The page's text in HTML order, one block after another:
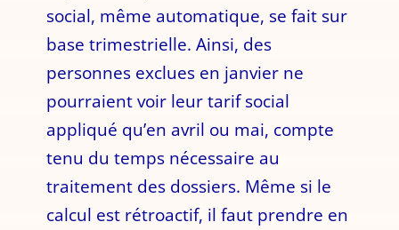
social, même automatique, se fait sur
base trimestrielle. Ainsi, des
personnes exclues en janvier ne
pourraient voir leur tarif social
appliqué qu’en avril ou mai, compte
tenu du temps nécessaire au
traitement des dossiers. Même si le
calcul est rétroactif, il faut prendre en